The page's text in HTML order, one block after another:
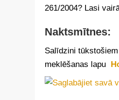
261/2004? Lasi
Naktsmītnes:
Salīdzini
meklēšanas lapu